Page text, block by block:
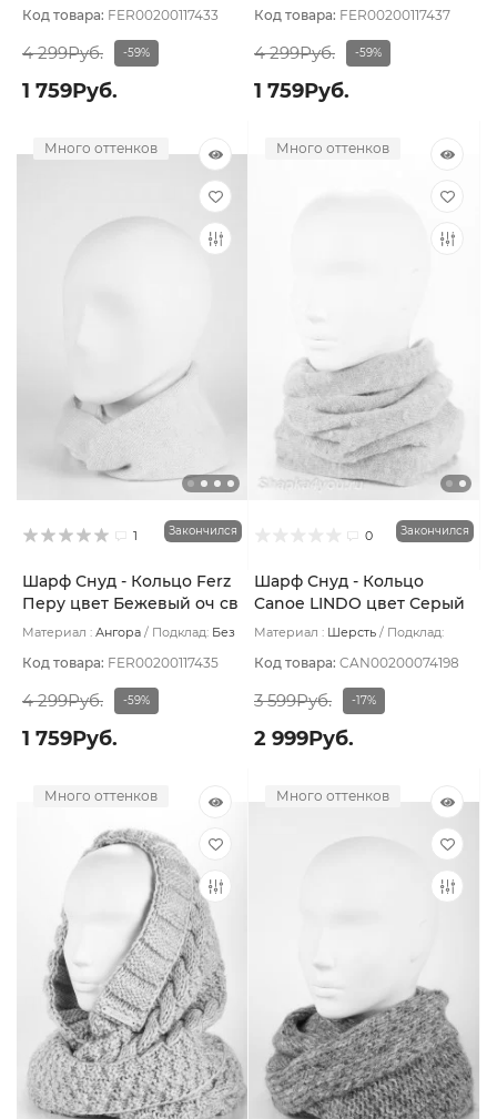
Код товара: FER00200117433
4 299Руб. -59%
1 759Руб.
Код товара: FER00200117437
4 299Руб. -59%
1 759Руб.
Много оттенков
1 Закончился
Шарф Снуд - Кольцо Ferz
Перу цвет Бежевый оч св
Материал : Ангора Подклад: Без
Код товара: FER00200117435
4 299Руб. -59%
1 759Руб.
Много оттенков
0 Закончился
Шарф Снуд - Кольцо
Canoe LINDO цвет Серый
светлый
Материал : Шерсть
Подклад:
Код товара: CAN00200074198
3 599Руб. -17%
2 999Руб.
Много оттенков Много оттенков